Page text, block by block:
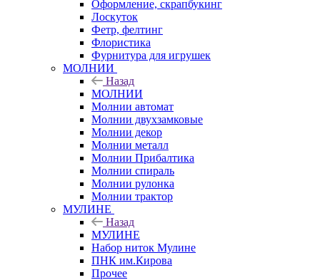
Оформление, скрапбукинг
Лоскуток
Фетр, фелтинг
Флористика
Фурнитура для игрушек
МОЛНИИ
Назад
МОЛНИИ
Молнии автомат
Молнии двухзамковые
Молнии декор
Молнии металл
Молнии Прибалтика
Молнии спираль
Молнии рулонка
Молнии трактор
МУЛИНЕ
Назад
МУЛИНЕ
Набор ниток Мулине
ПНК им.Кирова
Прочее